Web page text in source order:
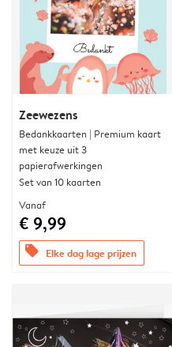
Zeewezens
Bedankkaarten | Premium kaart
met keuze uit 3
papierafwerkingen
Set van 10 kaarten
Vanaf
€ 9,99
offers Elke dag lage prijzen